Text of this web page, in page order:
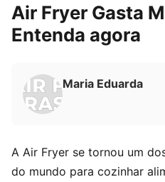
Air Fryer Gasta
Entenda agora
Maria Eduarda
A Air Fryer se tornou um
do mundo para cozinhar